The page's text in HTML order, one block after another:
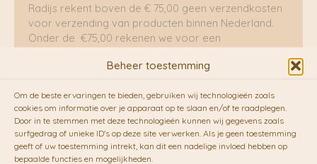
Beheer toestemming
Om de beste ervaringen te bieden, gebruiken wij technologieën zoals
cookies om informatie over je apparaat op te slaan en/of te raadplegen.
Door in te stemmen met deze technologieën kunnen wij gegevens zoals
surfgedrag of unieke ID's op deze site verwerken. Als je geen toestemming
geeft of uw toestemming intrekt, kan dit een nadelige invloed hebben op
bepaalde functies en mogelijkheden.
Radijs rekent boven de € 75,00 geen verzendkosten
voor verzending van producten binnen Nederland.
Onder de €75,00 rekenen we voor een
RADIJS werkt samen met de duurzame bezorgdienst
vanFietskoeriers.nl. Pakketten (mits voorradig) voor
10.00 uur besteld op een doordeweekse dag,
bezorgen zij soms nog op dezelfde dag in de